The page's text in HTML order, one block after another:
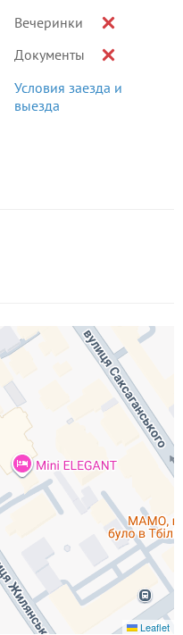
Вечеринки
Документы
Условия заезда и
выезда
Leaflet